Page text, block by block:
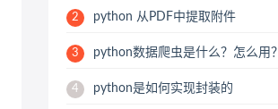
2 python 从PDF中提取附件
3 python数据爬虫是什么？怎么用？
4 python是如何实现封装的